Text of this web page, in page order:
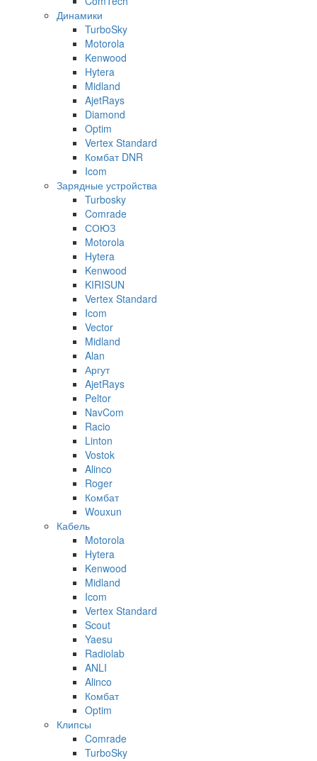
Динамики
TurboSky
Motorola
Kenwood
Hytera
Midland
AjetRays
Diamond
Optim
Vertex Standard
Комбат DNR
Icom
Зарядные устройства
Turbosky
Comrade
СОЮЗ
Motorola
Hytera
Kenwood
KIRISUN
Vertex Standard
Icom
Vector
Midland
Alan
Аргут
AjetRays
Peltor
NavCom
Racio
Linton
Vostok
Alinco
Roger
Комбат
Wouxun
Кабель
Motorola
Hytera
Kenwood
Midland
Icom
Vertex Standard
Scout
Yaesu
Radiolab
ANLI
Alinco
Комбат
Optim
Клипсы
Comrade
TurboSky